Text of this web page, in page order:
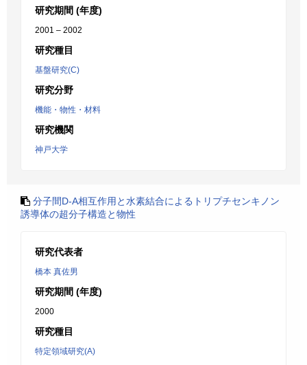
研究期間 (年度)
2001 – 2002
研究種目
基盤研究(C)
研究分野
機能・物性・材料
研究機関
神戸大学
分子間D-A相互作用と水素結合によるトリプチセンキノン
誘導体の超分子構造と物性
研究代表者
橋本 真佐男
研究期間 (年度)
2000
研究種目
特定領域研究(A)